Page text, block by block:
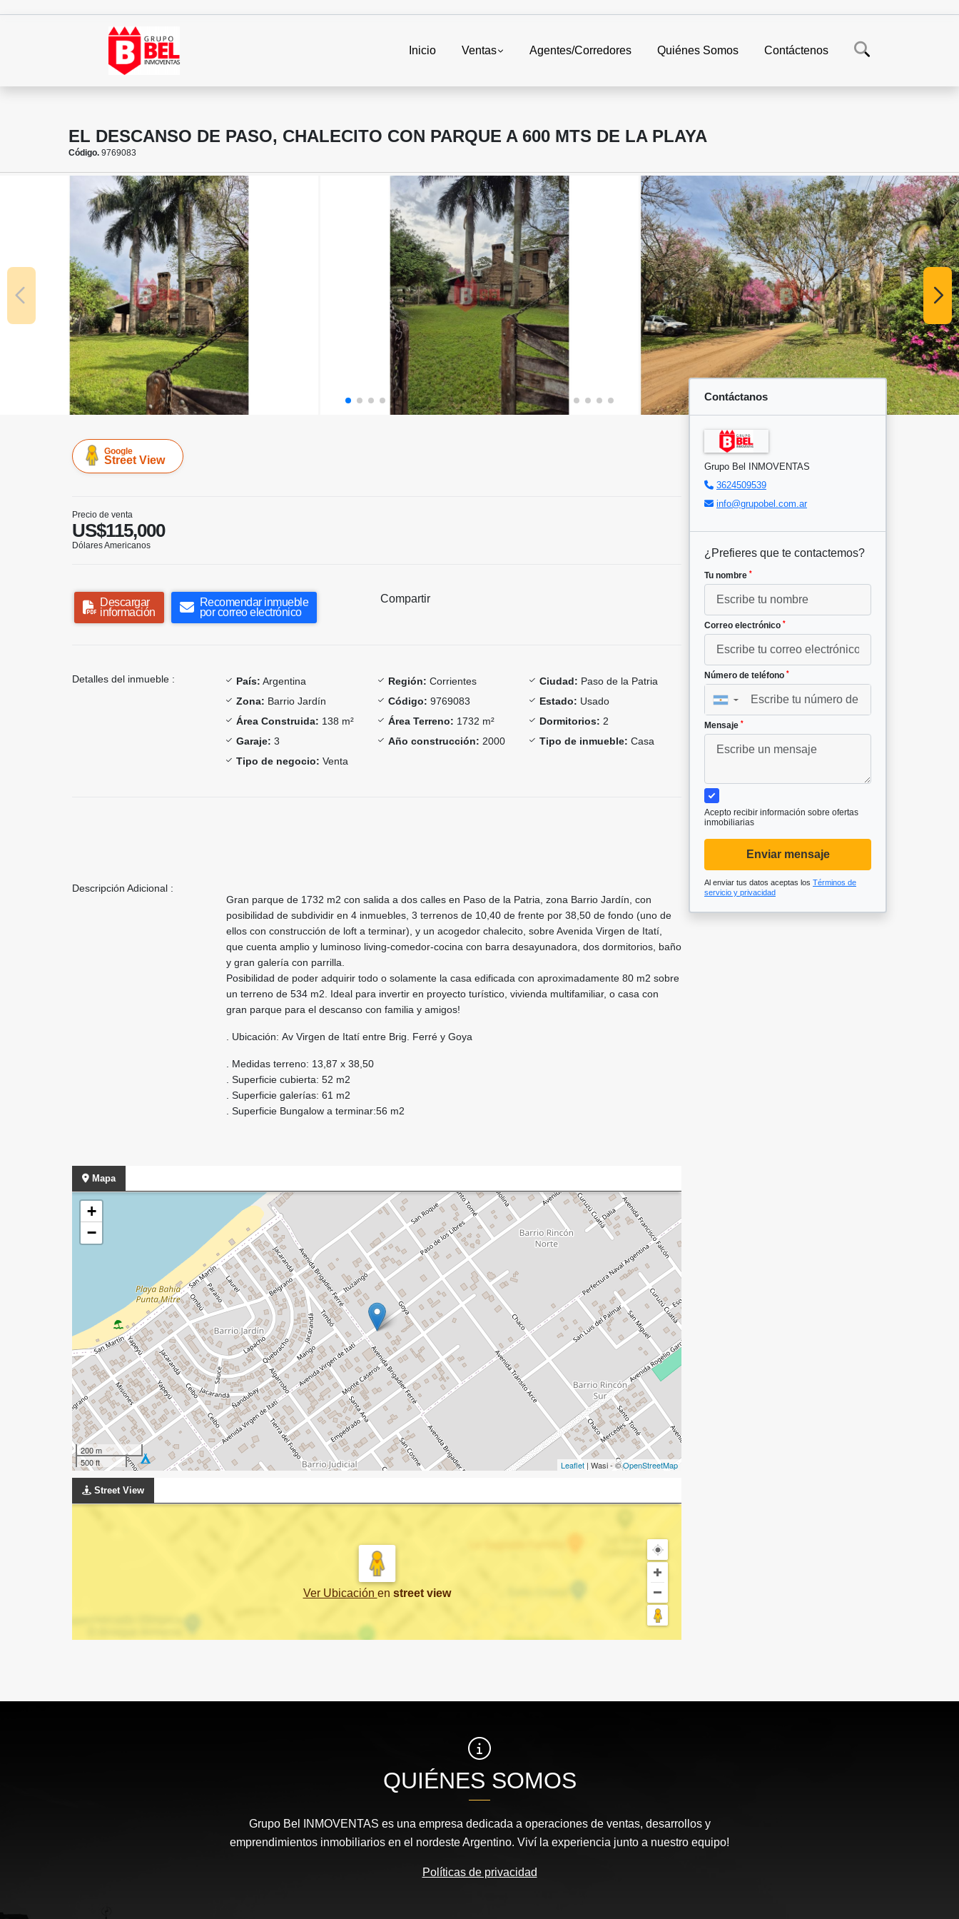
Inicio Ventas Agentes/Corredores Quiénes Somos Contáctenos
EL DESCANSO DE PASO, CHALECITO CON PARQUE A 600 MTS DE LA PLAYA
Código. 9769083
Google
Street View
Precio de venta
US$115,000
Dólares Americanos
Descargar
información
Recomendar inmueble
por correo electrónico
Compartir
Detalles del inmueble : País: Argentina Región: Corrientes Ciudad: Paso de la Patria
Zona: Barrio Jardín Código: 9769083 Estado: Usado
Área Construida: 138 m² Área Terreno: 1732 m² Dormitorios: 2
Garaje: 3 Año construcción: 2000 Tipo de inmueble: Casa
Tipo de negocio: Venta
Descripción Adicional :
Gran parque de 1732 m2 con salida a dos calles en Paso de la Patria, zona Barrio Jardín, con
posibilidad de subdividir en 4 inmuebles, 3 terrenos de 10,40 de frente por 38,50 de fondo (uno de
ellos con construcción de loft a terminar), y un acogedor chalecito, sobre Avenida Virgen de Itatí,
que cuenta amplio y luminoso living-comedor-cocina con barra desayunadora, dos dormitorios, baño
y gran galería con parrilla.
Posibilidad de poder adquirir todo o solamente la casa edificada con aproximadamente 80 m2 sobre
un terreno de 534 m2. Ideal para invertir en proyecto turístico, vivienda multifamiliar, o casa con
gran parque para el descanso con familia y amigos!
. Ubicación: Av Virgen de Itatí entre Brig. Ferré y Goya
. Medidas terreno: 13,87 x 38,50
. Superficie cubierta: 52 m2
. Superficie galerías: 61 m2
. Superficie Bungalow a terminar:56 m2
Mapa
+
−
200 m
500 ft
Leaflet | Wasi - ©OpenStreetMap
Street View
Ver Ubicación en street view
Contáctanos
Grupo Bel INMOVENTAS
3624509539
info@grupobel.com.ar
¿Prefieres que te contactemos?
Tu nombre *
Correo electrónico *
Número de teléfono *
▼
Mensaje *
Acepto recibir información sobre ofertas
inmobiliarias
Enviar mensaje
Al enviar tus datos aceptas los Términos de
servicio y privacidad
QUIÉNES SOMOS
Grupo Bel INMOVENTAS es una empresa dedicada a operaciones de ventas, desarrollos y
emprendimientos inmobiliarios en el nordeste Argentino. Viví la experiencia junto a nuestro equipo!
Políticas de privacidad